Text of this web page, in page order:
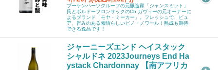
ブーケンハーツクルーフの元醸造家「ジャンスミット」
氏とボルドーフロンサックのCh.ガヴィーの元オーナーに
よるブランド「モヤ・ミーカー」。フレッシュで、ピュ
ア、旨みのある素晴らしいピノ・ノワール！熟成も期待
できる逸品です！
ジャーニーズエンド ヘイスタック
シャルドネ 2023Journeys End Ha
ystack Chardonnay 【南アフリカ